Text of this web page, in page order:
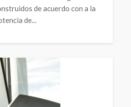
de acuerdo con a la
de...
APPS
Fleetboard, el control
de flotas de Mercedes
Benz